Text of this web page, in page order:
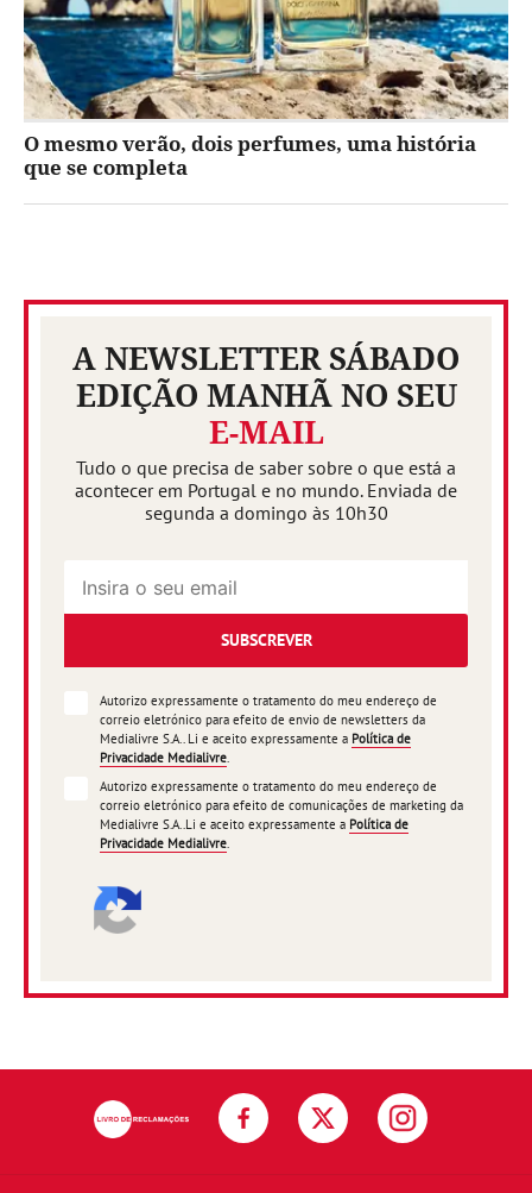
O mesmo verão, dois perfumes, uma história
que se completa
A NEWSLETTER SÁBADO
EDIÇÃO MANHÃ NO SEU
E-MAIL
Tudo o que precisa de saber sobre o que está a
acontecer em Portugal e no mundo. Enviada de
segunda a domingo às 10h30
SUBSCREVER
Autorizo expressamente o tratamento do meu endereço de
correio eletrónico para efeito de envio de newsletters da
Medialivre S.A.. Li e aceito expressamente a Política de
Privacidade Medialivre.
Autorizo expressamente o tratamento do meu endereço de
correio eletrónico para efeito de comunicações de marketing da
Medialivre S.A..Li e aceito expressamente a Política de
Privacidade Medialivre.